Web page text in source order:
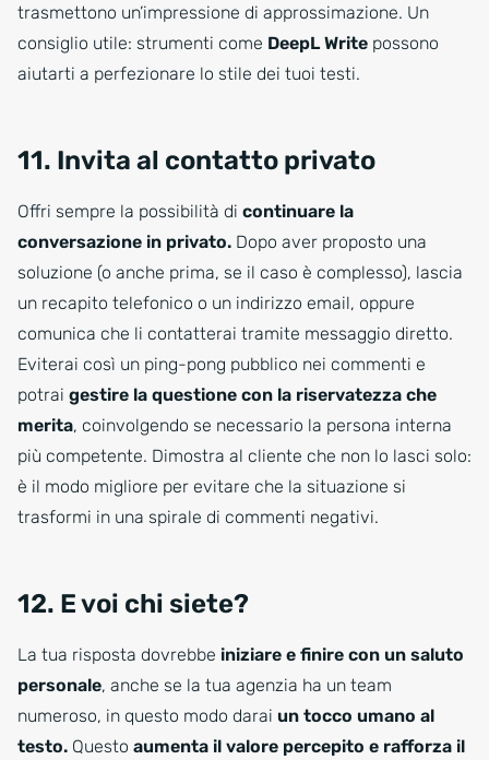
trasmettono un’impressione di approssimazione. Un
consiglio utile: strumenti come DeepL Write possono
aiutarti a perfezionare lo stile dei tuoi testi.
11. Invita al contatto privato
Offri sempre la possibilità di continuare la
conversazione in privato. Dopo aver proposto una
soluzione (o anche prima, se il caso è complesso), lascia
un recapito telefonico o un indirizzo email, oppure
comunica che li contatterai tramite messaggio diretto.
Eviterai così un ping-pong pubblico nei commenti e
potrai gestire la questione con la riservatezza che
merita, coinvolgendo se necessario la persona interna
più competente. Dimostra al cliente che non lo lasci solo:
è il modo migliore per evitare che la situazione si
trasformi in una spirale di commenti negativi.
12. E voi chi siete?
La tua risposta dovrebbe iniziare e finire con un saluto
personale, anche se la tua agenzia ha un team
numeroso, in questo modo darai un tocco umano al
testo. Questo aumenta il valore percepito e rafforza il